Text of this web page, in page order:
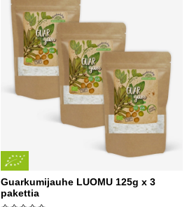
Guarkumijauhe LUOMU 125g x 3
pakettia